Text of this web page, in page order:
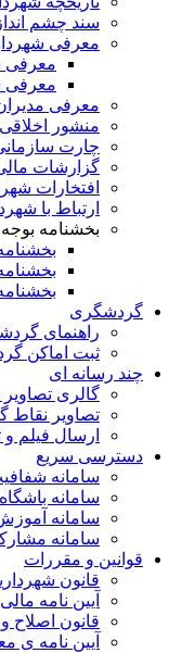
سند چشم
معرفی
معرفی
معرفی
معرفی
منشور
چارت
گزارشات
افتخارات
ارتباط با
بخشنامه
بخشنامه بوجه
بخشنامه بوجه
بخشنامه بوجه
گردشگری
راهنمای
ثبت اماکن
چند رسانه ای
گالری
تصاویر
ارسال فیلم
دسترسی سریع
سامانه
سامانه
سامانه
سامانه
قوانین و مقررات
قانون
آیین نامه
قانون اصلاح
آیین نامه ی